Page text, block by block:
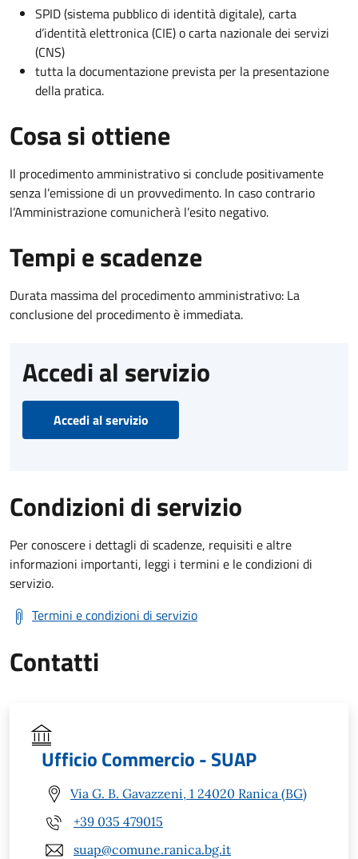
SPID (sistema pubblico di identità digitale), carta
d’identità elettronica (CIE) o carta nazionale dei servizi
(CNS)
tutta la documentazione prevista per la presentazione
della pratica.
Cosa si ottiene
Il procedimento amministrativo si conclude positivamente
senza l’emissione di un provvedimento. In caso contrario
l’Amministrazione comunicherà l’esito negativo.
Tempi e scadenze
Durata massima del procedimento amministrativo: La
conclusione del procedimento è immediata.
Accedi al servizio
Accedi al servizio
Condizioni di servizio
Per conoscere i dettagli di scadenze, requisiti e altre
informazioni importanti, leggi i termini e le condizioni di
servizio.
Termini e condizioni di servizio
Contatti
Ufficio Commercio - SUAP
Via G. B. Gavazzeni, 1 24020 Ranica (BG)
+39 035 479015
suap@comune.ranica.bg.it